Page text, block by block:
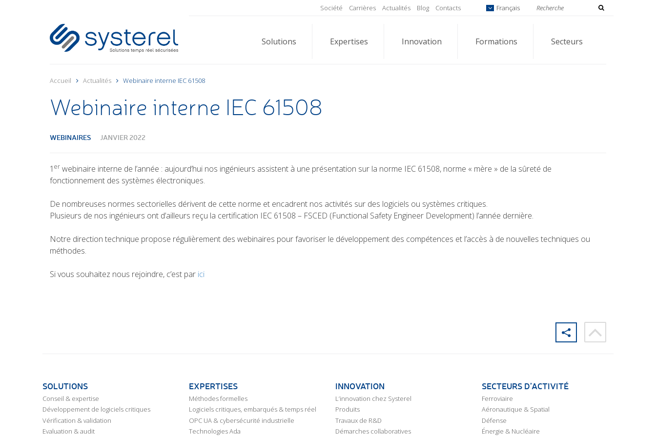
Société Carrières Actualités Blog Contacts Français
Solutions Expertises Innovation Formations Secteurs
Accueil Actualités Webinaire interne IEC 61508
Webinaire interne IEC 61508
WEBINAIRES JANVIER 2022
1 er webinaire interne de l’année : aujourd’hui nos ingénieurs assistent à une présentation sur la norme IEC 61508, norme « mère » de la sûreté de
fonctionnement des systèmes électroniques.
De nombreuses normes sectorielles dérivent de cette norme et encadrent nos activités sur des logiciels ou systèmes critiques.
Plusieurs de nos ingénieurs ont d’ailleurs reçu la certification IEC 61508 – FSCED (Functional Safety Engineer Development) l’année dernière.
Notre direction technique propose régulièrement des webinaires pour favoriser le développement des compétences et l’accès à de nouvelles techniques ou
méthodes.
Si vous souhaitez nous rejoindre, c’est par ici
SOLUTIONS
Conseil & expertise
Développement de logiciels critiques
Vérification & validation
Evaluation & audit
EXPERTISES
Méthodes formelles
Logiciels critiques, embarqués & temps réel
OPC UA & cybersécurité industrielle
Technologies Ada
INNOVATION
L’innovation chez Systerel
Produits
Travaux de R&D
Démarches collaboratives
SECTEURS D’ACTIVITÉ
Ferroviaire
Aéronautique & Spatial
Défense
Énergie & Nucléaire